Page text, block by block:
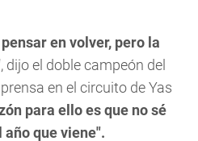
en volver, pero la
, dijo el doble campeón del
en el circuito de Yas
para ello es que no sé
que viene".